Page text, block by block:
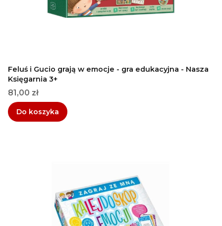
Feluś i Gucio grają w emocje - gra edukacyjna - Nasza
Księgarnia 3+
Cena
81,00 zł
Do koszyka